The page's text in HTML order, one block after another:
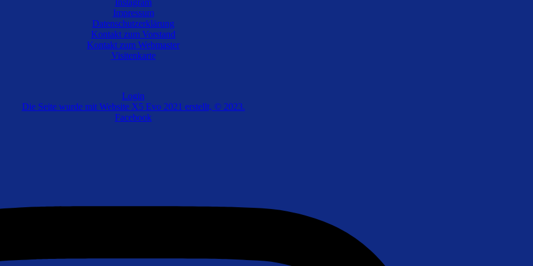
Impressum
Datenschutzerklärung
Kontakt zum Vorstand
Kontakt zum Webmaster
Visitenkarte
Login
Die Seite wurde mit Website X5 Evo 2021 erstellt, © 2023.
Facebook